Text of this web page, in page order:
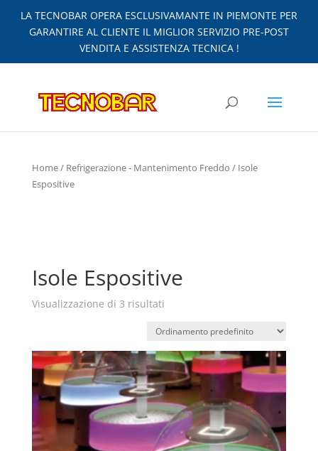
LA TECNOBAR OPERA ESCLUSIVAMANTE IN PIEMONTE PER
GARANTIRE AL CLIENTE IL MIGLIOR SERVIZIO PRE-POST
VENDITA E ASSISTENZA TECNICA !
Home/ Refrigerazione - Mantenimento Freddo / Isole
Espositive
Isole Espositive
Visualizzazione di 3 risultati